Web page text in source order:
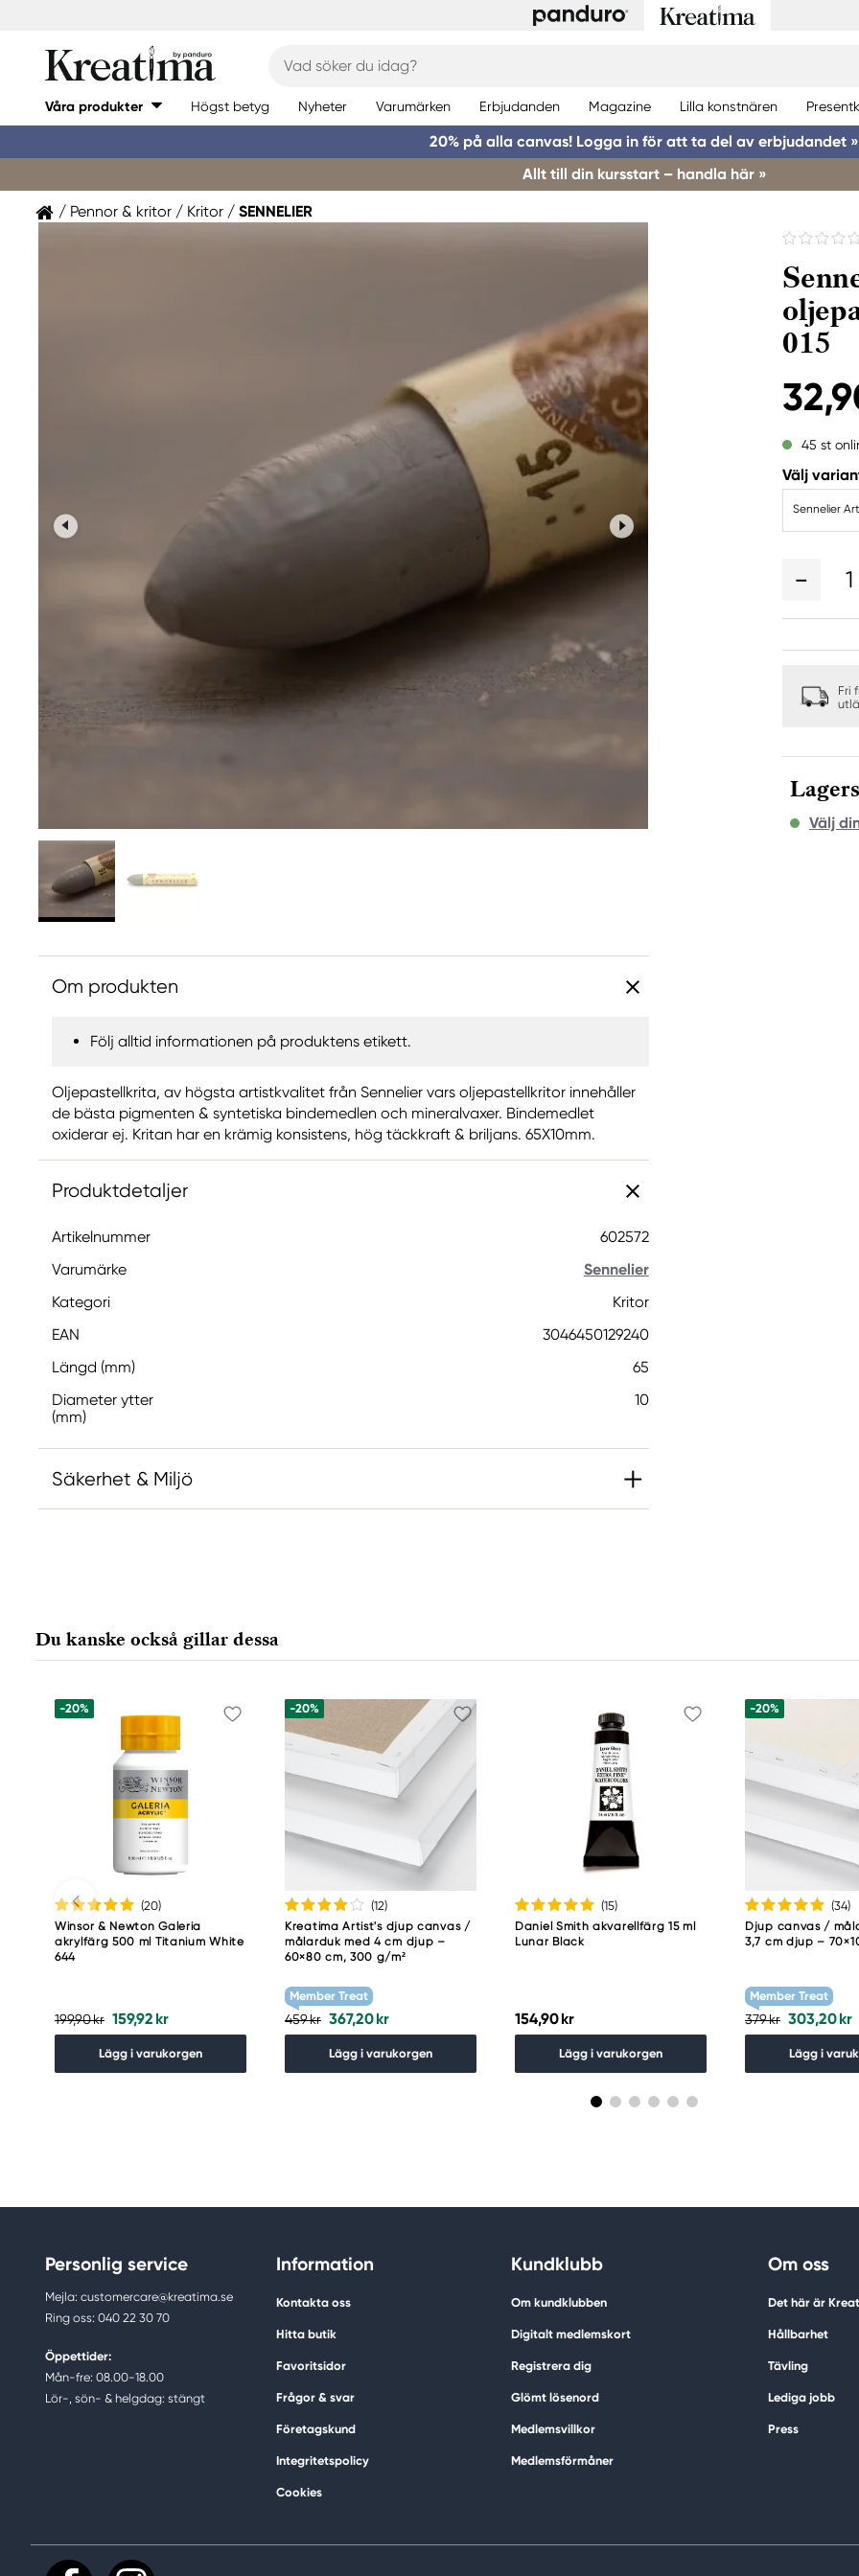
Våra produkter Högst betyg Nyheter Varumärken Erbjudanden Magazine Lilla konstnären
20% på alla canvas! Logga in för att ta del av erbjudandet »
Allt till din kursstart – handla här »
Pennor & kritor Kritor SENNELIER
015
45 st
Välj
Sennelier
1
Fri
Välj
Om produkten
Följ alltid informationen på produktens etikett.
Oljepastellkrita, av högsta artistkvalitet från Sennelier vars oljepastellkritor innehåller
de bästa pigmenten & syntetiska bindemedlen och mineralvaxer. Bindemedlet
oxiderar ej. Kritan har en krämig konsistens, hög täckkraft & briljans. 65X10mm.
Produktdetaljer
Artikelnummer
602572
Varumärke
Sennelier
Kategori
Kritor
EAN
3046450129240
Längd (mm)
65
Diameter ytter
(mm)
10
Säkerhet & Miljö
22002 Saint Brieuc cedex, France
mail@raphael.fr
Du kanske också gillar dessa
-20%
(20)
Winsor & Newton Galeria
akrylfärg 500 ml Titanium White
644
199,90 kr 159,92 kr
Lägg i varukorgen
-20%
(12)
Kreatima Artist's djup canvas /
målarduk med 4 cm djup –
60×80 cm, 300 g/m²
Member Treat
459 kr 367,20 kr
Lägg i varukorgen
(15)
Daniel Smith akvarellfärg 15 ml
Lunar Black
154,90 kr
Lägg i varukorgen
-20%
(34)
Djup canvas /
3,7 cm djup –
Member Treat
379 kr 303,20 kr
Lägg i
Personlig service
Mejla: customercare@kreatima.se
Ring oss: 040 22 30 70
Öppettider:
Mån-fre: 08.00-18.00
Lör-, sön- & helgdag: stängt
Information
Kontakta oss
Hitta butik
Favoritsidor
Frågor & svar
Företagskund
Integritetspolicy
Cookies
Kundklubb
Om kundklubben
Digitalt medlemskort
Registrera dig
Glömt lösenord
Medlemsvillkor
Medlemsförmåner
Om oss
Det här är
Hållbarhet
Tävling
Lediga jobb
Press